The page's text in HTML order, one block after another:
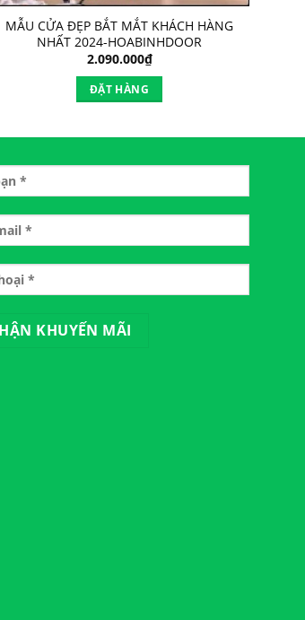
MẪU CỬA ĐẸP BẮT MẮT KHÁCH HÀNG
NHẤT 2024-HOABINHDOOR
2.090.000₫
ĐẶT HÀNG